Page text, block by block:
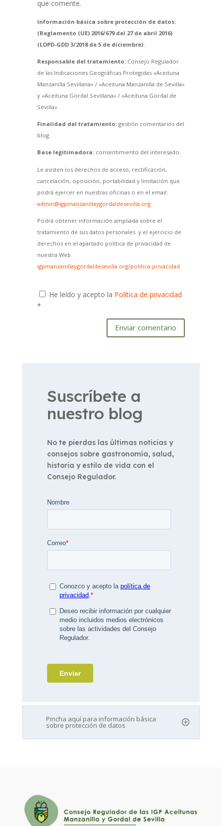
que comente.
Información básica sobre protección de datos:
(Reglamento (UE) 2016/679 del 27 de abril 2016)
(LOPD-GDD 3/2018 de 5 de diciembre).
Responsable del tratamiento:Consejo Regulador
de las Indicaciones Geográficas Protegidas «Aceituna
Manzanilla Sevillana» / «Aceituna Manzanilla de Sevilla»
y «Aceituna Gordal Sevillana» / «Aceituna Gordal de
Sevilla».
Finalidad del tratamiento:gestión comentarios del
blog.
Base legitimadora:consentimiento del interesado.
Le asisten los derechos de acceso, rectificación,
cancelación, oposición, portabilidad y limitación que
podrá ejercer en nuestras oficinas o en el email:
admin@igpmanzanillaygordaldesevilla.org
Podrá obtener información ampliada sobre el
tratamiento de sus datos personales y el ejercicio de
derechos en el apartado política de privacidad de
nuestra Web
igpmanzanillaygordaldesevilla.org/politica-privacidad
He leído y acepto la Política de privacidad
*
Enviar comentario
Suscríbete a
nuestro blog
No te pierdas las últimas noticias y
consejos sobre gastronomía, salud,
historia y estilo de vida con el
Consejo Regulador.
Pincha aquí para información básica
sobre protección de datos